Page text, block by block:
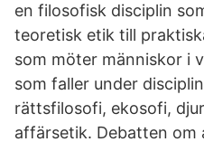
en filosofisk disciplin
teoretisk etik till
som möter människor i
som faller under
rättsfilosofi, ekosofi,
affärsetik. Debatten om